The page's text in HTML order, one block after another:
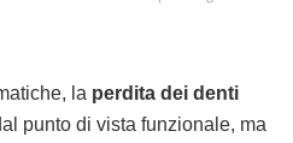
la perdita dei denti
punto di vista funzionale, ma